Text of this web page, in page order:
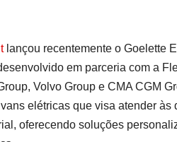
lançou recentemente o Goelette
em parceria com a
Volvo Group e CMA CGM
elétricas que visa atender
oferecendo soluções